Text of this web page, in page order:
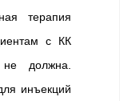
терапия
с КК
должна.
инъекций